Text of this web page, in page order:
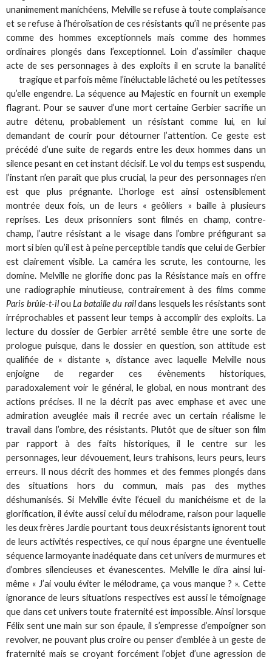
unanimement manichéens, Melville se refuse à toute complaisance
et se refuse à l’héroïsation de ces résistants qu’il ne présente pas
comme des hommes exceptionnels mais comme des hommes
ordinaires plongés dans l’exceptionnel. Loin d’assimiler chaque
acte de ses personnages à des exploits il en scrute la banalité
tragique et parfois même l’inéluctable lâcheté ou les petitesses
qu’elle engendre. La séquence au Majestic en fournit un exemple
flagrant. Pour se sauver d’une mort certaine Gerbier sacrifie un
autre détenu, probablement un résistant comme lui, en lui
demandant de courir pour détourner l’attention. Ce geste est
précédé d’une suite de regards entre les deux hommes dans un
silence pesant en cet instant décisif. Le vol du temps est suspendu,
l’instant n’en paraît que plus crucial, la peur des personnages n’en
est que plus prégnante. L’horloge est ainsi ostensiblement
montrée deux fois, un de leurs « geôliers » baille à plusieurs
reprises. Les deux prisonniers sont filmés en champ, contre-
champ, l’autre résistant a le visage dans l’ombre préfigurant sa
mort si bien qu’il est à peine perceptible tandis que celui de Gerbier
est clairement visible. La caméra les scrute, les contourne, les
domine. Melville ne glorifie donc pas la Résistance mais en offre
une radiographie minutieuse, contrairement à des films comme
Paris brûle-t-ilouLa bataille du raildans lesquels les résistants sont
irréprochables et passent leur temps à accomplir des exploits. La
lecture du dossier de Gerbier arrêté semble être une sorte de
prologue puisque, dans le dossier en question, son attitude est
qualifiée de « distante », distance avec laquelle Melville nous
enjoigne de regarder ces évènements historiques,
paradoxalement voir le général, le global, en nous montrant des
actions précises. Il ne la décrit pas avec emphase et avec une
admiration aveuglée mais il recrée avec un certain réalisme le
travail dans l’ombre, des résistants. Plutôt que de situer son film
par rapport à des faits historiques, il le centre sur les
personnages, leur dévouement, leurs trahisons, leurs peurs, leurs
erreurs. Il nous décrit des hommes et des femmes plongés dans
des situations hors du commun, mais pas des mythes
déshumanisés. Si Melville évite l’écueil du manichéisme et de la
glorification, il évite aussi celui du mélodrame, raison pour laquelle
les deux frères Jardie pourtant tous deux résistants ignorent tout
de leurs activités respectives, ce qui nous épargne une éventuelle
séquence larmoyante inadéquate dans cet univers de murmures et
d’ombres silencieuses et évanescentes. Melville le dira ainsi lui-
même « J’ai voulu éviter le mélodrame, ça vous manque ? ». Cette
ignorance de leurs situations respectives est aussi le témoignage
que dans cet univers toute fraternité est impossible. Ainsi lorsque
Félix sent une main sur son épaule, il s’empresse d’empoigner son
revolver, ne pouvant plus croire ou penser d’emblée à un geste de
fraternité mais se croyant forcément l’objet d’une agression de